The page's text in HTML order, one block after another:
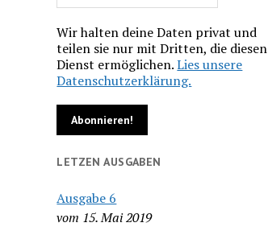
Wir halten deine Daten privat und
teilen sie nur mit Dritten, die diesen
Dienst ermöglichen.Lies unsere
Datenschutzerklärung.
LETZEN AUSGABEN
Ausgabe 6
vom 15. Mai 2019